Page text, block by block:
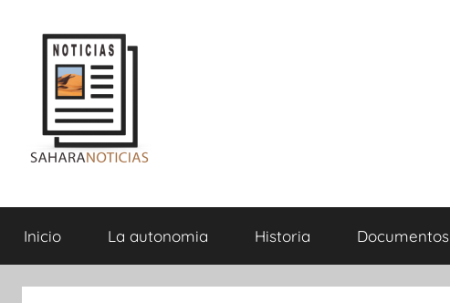
contenido
Sahara
Noticias
Inicio La autonomia Historia Documentos